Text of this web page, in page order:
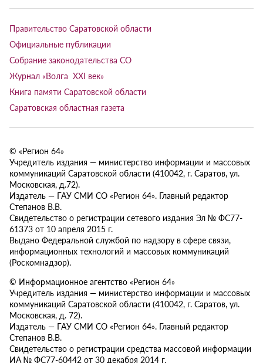
Правительство Саратовской области
Официальные публикации
Собрание законодательства СО
Журнал «Волга XXI век»
Книга памяти Саратовской области
Саратовская областная газета
© «Регион 64»
Учредитель издания — министерство информации и массовых
коммуникаций Саратовской области (410042, г. Саратов, ул.
Московская, д.72).
Издатель — ГАУ СМИ СО «Регион 64». Главный редактор
Степанов В.В.
Свидетельство о регистрации сетевого издания Эл № ФС77-
61373 от 10 апреля 2015 г.
Выдано Федеральной службой по надзору в сфере связи,
информационных технологий и массовых коммуникаций
(Роскомнадзор).
© Информационное агентство «Регион 64»
Учредитель издания — министерство информации и массовых
коммуникаций Саратовской области (410042, г. Саратов, ул.
Московская, д. 72).
Издатель — ГАУ СМИ СО «Регион 64». Главный редактор
Степанов В.В.
Свидетельство о регистрации средства массовой информации
ИА № ФС77-60442 от 30 декабря 2014 г.